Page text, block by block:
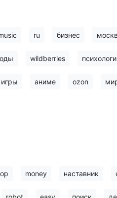
ru бизнес
wildberries
игры аниме ozon
money наставник